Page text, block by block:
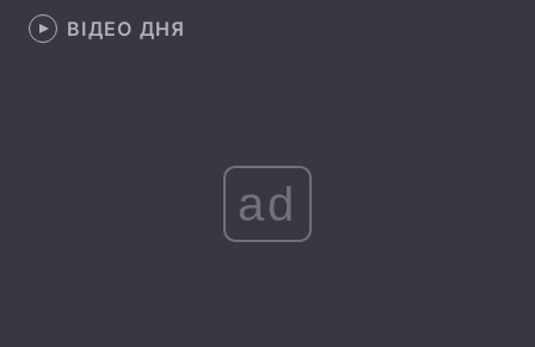
Інтерв'ю
ВІДЕО ДНЯ
ad